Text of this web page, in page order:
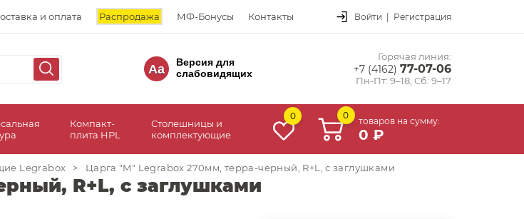
и оплата Распродажа МФ-Бонусы Контакты Войти | Регистрация
Aa
Версия для
слабовидящих
Горячая линия:
+7 (4162) 77-07-06
Пн-Пт: 9–18, Сб: 9–17
Компакт-
плита HPL
Столешницы и
комплектующие
0 0
товаров на сумму:
0 ₽
Legrabox > Царга "M" Legrabox 270мм, терра-черный, R+L, с заглушками
R+L, с заглушками